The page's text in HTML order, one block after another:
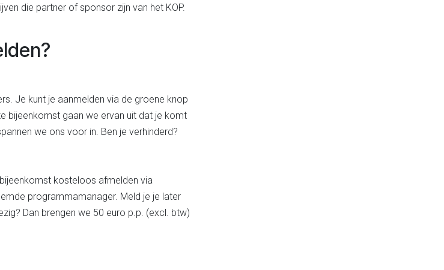
die partner of sponsor zijn van het KOP.
Je kunt je aanmelden via de groene knop
bijeenkomst gaan we ervan uit dat je komt
we ons voor in. Ben je verhinderd?
kosteloos afmelden via
programmamanager. Meld je je later
Dan brengen we 50 euro p.p. (excl. btw)